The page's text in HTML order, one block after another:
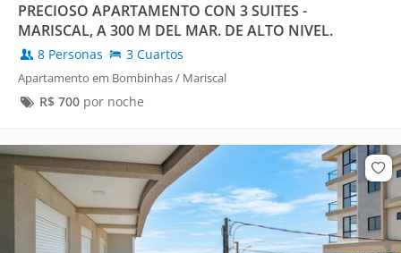
PRECIOSO APARTAMENTO CON 3 SUITES -
MARISCAL, A 300 M DEL MAR. DE ALTO NIVEL.
EXCELENTE VALORACIÓN EN LAS RESEÑAS.
8 Personas 3 Cuartos
Apartamento em Bombinhas / Mariscal
R$ 700por noche